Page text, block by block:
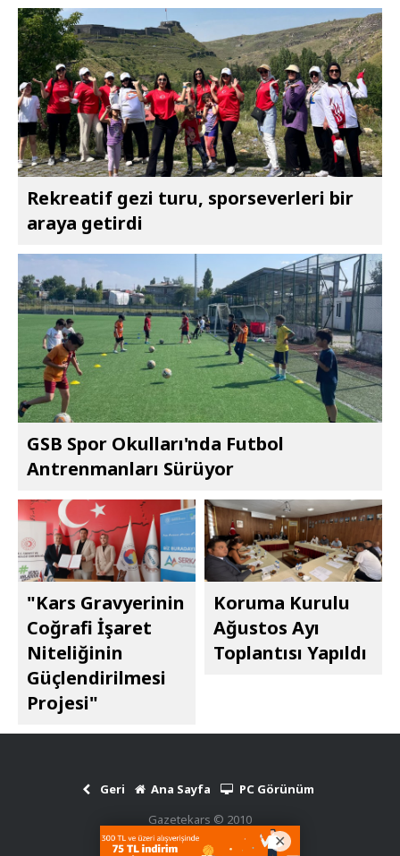
Rekreatif gezi turu, sporseverleri bir
araya getirdi
GSB Spor Okulları'nda Futbol
Antrenmanları Sürüyor
"Kars Gravyerinin
Coğrafi İşaret
Niteliğinin
Güçlendirilmesi
Projesi"
Koruma Kurulu
Ağustos Ayı
Toplantısı Yapıldı
Geri Ana Sayfa
PC Görünüm
Gazetekars © 2010
Haber Scripti